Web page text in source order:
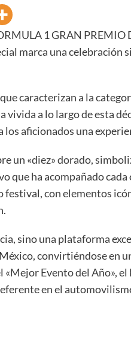
1 GRAN
marca una celebración
caracterizan a la
a lo largo de esta
aficionados una
un «diez» dorado,
que ha acompañado
con elementos
sino una plataforma
convirtiéndose en
Evento del Año»,
en el